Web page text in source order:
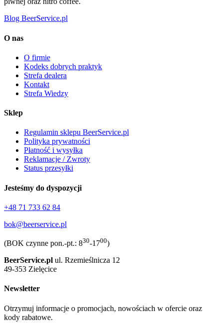
Blog BeerService.pl
O nas
O firmie
Kodeks dobrych praktyk
Strefa dealera
Kontakt
Strefa Wiedzy
Sklep
Regulamin sklepu BeerService.pl
Polityka prywatności
Płatność i wysyłka
Reklamacje / Zwroty
Status przesyłki
Jesteśmy do dyspozycji
+48 71 733 62 84
bok@beerservice.pl
(BOK czynne pon.-pt.: 830-1700)
BeerService.pl ul. Rzemieślnicza 12
49-353 Zielęcice
Newsletter
Otrzymuj informacje o promocjach, nowościach w ofercie oraz
kody rabatowe.